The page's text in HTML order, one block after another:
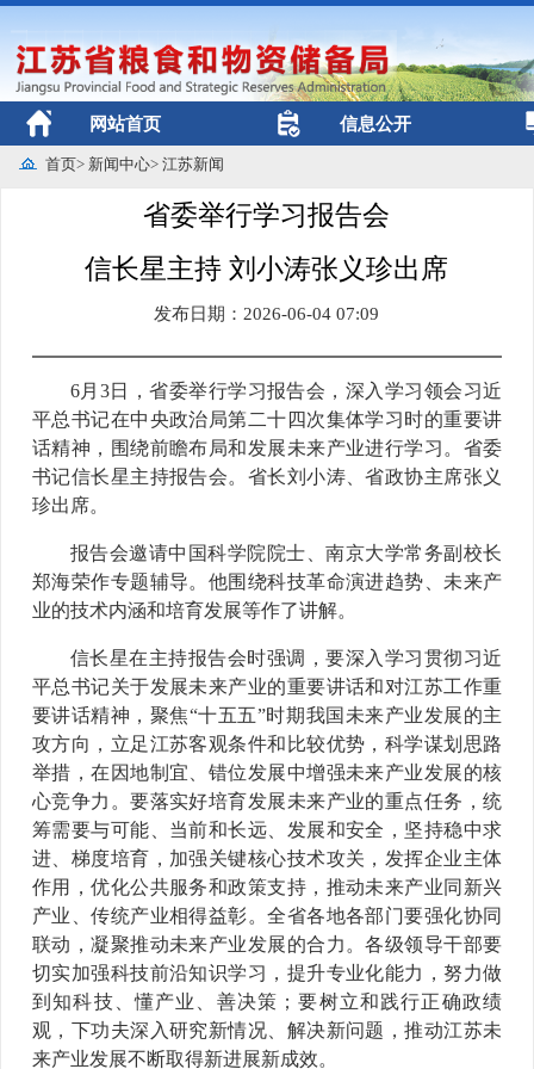
网站首页 信息公开
首页> 新闻中心> 江苏新闻
省委举行学习报告会
信长星主持 刘小涛张义珍出席
发布日期：2026-06-04 07:09
6月3日，省委举行学习报告会，深入学习领会习近
平总书记在中央政治局第二十四次集体学习时的重要讲
话精神，围绕前瞻布局和发展未来产业进行学习。省委
书记信长星主持报告会。省长刘小涛、省政协主席张义
珍出席。
报告会邀请中国科学院院士、南京大学常务副校长
郑海荣作专题辅导。他围绕科技革命演进趋势、未来产
业的技术内涵和培育发展等作了讲解。
信长星在主持报告会时强调，要深入学习贯彻习近
平总书记关于发展未来产业的重要讲话和对江苏工作重
要讲话精神，聚焦“十五五”时期我国未来产业发展的主
攻方向，立足江苏客观条件和比较优势，科学谋划思路
举措，在因地制宜、错位发展中增强未来产业发展的核
心竞争力。要落实好培育发展未来产业的重点任务，统
筹需要与可能、当前和长远、发展和安全，坚持稳中求
进、梯度培育，加强关键核心技术攻关，发挥企业主体
作用，优化公共服务和政策支持，推动未来产业同新兴
产业、传统产业相得益彰。全省各地各部门要强化协同
联动，凝聚推动未来产业发展的合力。各级领导干部要
切实加强科技前沿知识学习，提升专业化能力，努力做
到知科技、懂产业、善决策；要树立和践行正确政绩
观，下功夫深入研究新情况、解决新问题，推动江苏未
来产业发展不断取得新进展新成效。